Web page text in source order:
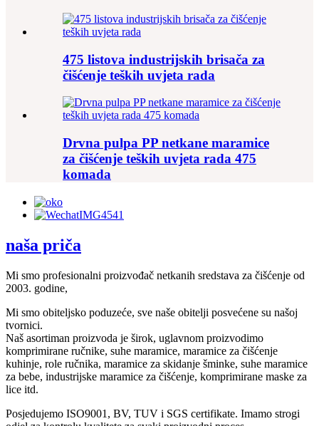
475 listova industrijskih brisača za
čišćenje teških uvjeta rada
Drvna pulpa PP netkane maramice
za čišćenje teških uvjeta rada 475
komada
naša priča
Mi smo profesionalni proizvođač netkanih sredstava za čišćenje od
2003. godine,
Mi smo obiteljsko poduzeće, sve naše obitelji posvećene su našoj
tvornici.
Naš asortiman proizvoda je širok, uglavnom proizvodimo
komprimirane ručnike, suhe maramice, maramice za čišćenje
kuhinje, role ručnika, maramice za skidanje šminke, suhe maramice
za bebe, industrijske maramice za čišćenje, komprimirane maske za
lice itd.
Posjedujemo ISO9001, BV, TUV i SGS certifikate. Imamo strogi